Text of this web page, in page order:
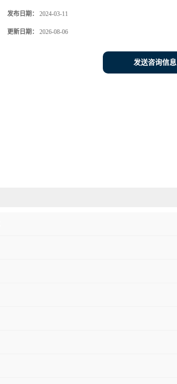
发布日期： 2024-03-11
更新日期： 2026-08-06
发送咨询信息